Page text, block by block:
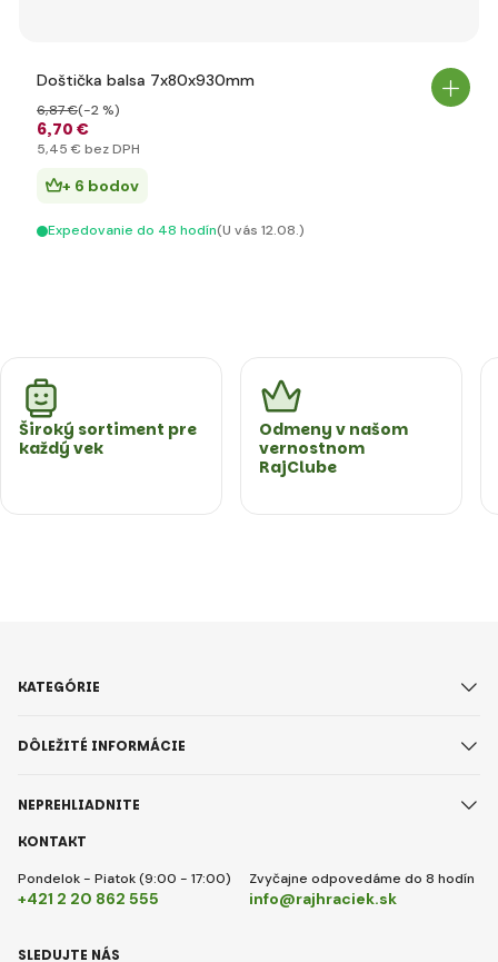
Doštička balsa 7x80x930mm
6,70 €
6,87 €(-2 %)
5,45 € bez DPH
+ 6 bodov
Expedovanie do 48 hodín(U vás 12.08.)
Široký sortiment pre
každý vek
Odmeny v našom
vernostnom
RajClube
KONTAKT
Pondelok - Piatok (9:00 - 17:00)
+421 2 20 862 555
Zvyčajne odpovedáme do 8 hodín
info@rajhraciek.sk
KATEGÓRIE
DÔLEŽITÉ INFORMÁCIE
NEPREHLIADNITE
SLEDUJTE NÁS